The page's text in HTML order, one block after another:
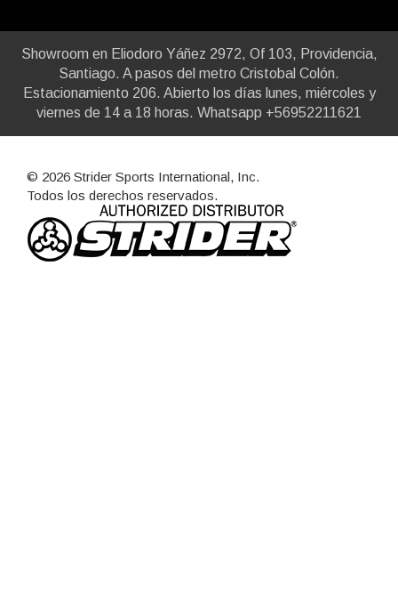
Showroom en Eliodoro Yáñez 2972, Of 103, Providencia,
Santiago. A pasos del metro Cristobal Colón.
Estacionamiento 206. Abierto los días lunes, miércoles y
viernes de 14 a 18 horas. Whatsapp +56952211621
© 2026 Strider Sports International, Inc.
Todos los derechos reservados.